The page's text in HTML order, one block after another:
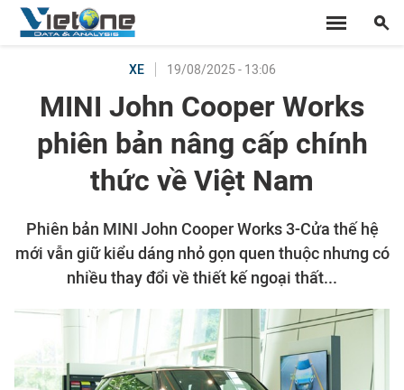
XE 19/08/2025 - 13:06
MINI John Cooper Works
phiên bản nâng cấp chính
thức về Việt Nam
Phiên bản MINI John Cooper Works 3-Cửa thế hệ
mới vẫn giữ kiểu dáng nhỏ gọn quen thuộc nhưng có
nhiều thay đổi về thiết kế ngoại thất...